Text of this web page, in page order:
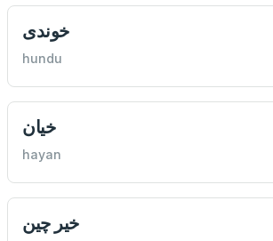
خوندی
hundu
خيان
hayan
خير چين